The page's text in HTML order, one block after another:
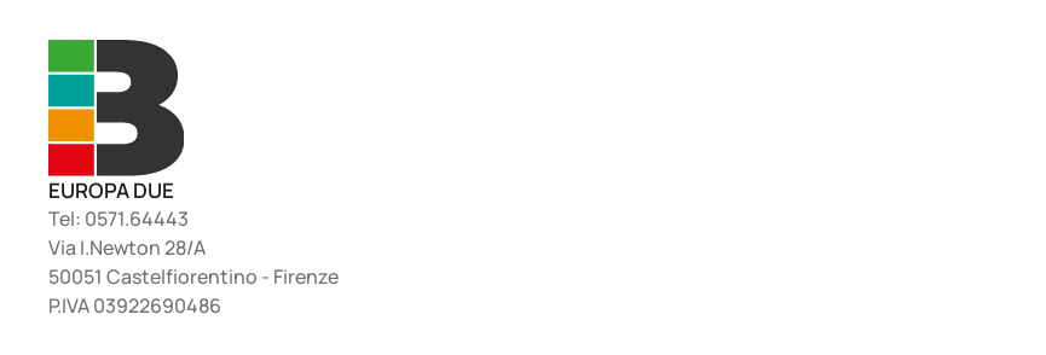
EUROPA DUE
Tel: 0571.64443
Via I.Newton 28/A
50051 Castelfiorentino - Firenze
P.IVA 03922690486